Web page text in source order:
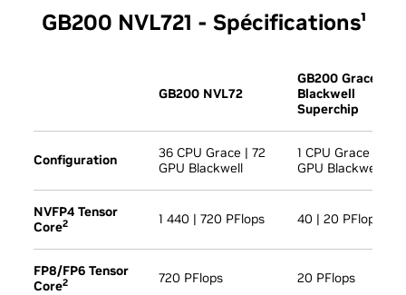
GB200 NVL721 - Spécifications¹
GB200 NVL72
GB200 Grace
Blackwell
Superchip
Configuration
36 CPU Grace | 72
GPU Blackwell
1 CPU Grace | 2
GPU Blackwell
NVFP4 Tensor
Core2 1 440 | 720 PFlops 40 | 20 PFlops
FP8/FP6 Tensor
Core2 720 PFlops 20 PFlops